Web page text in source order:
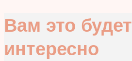
Вам это будет
интересно